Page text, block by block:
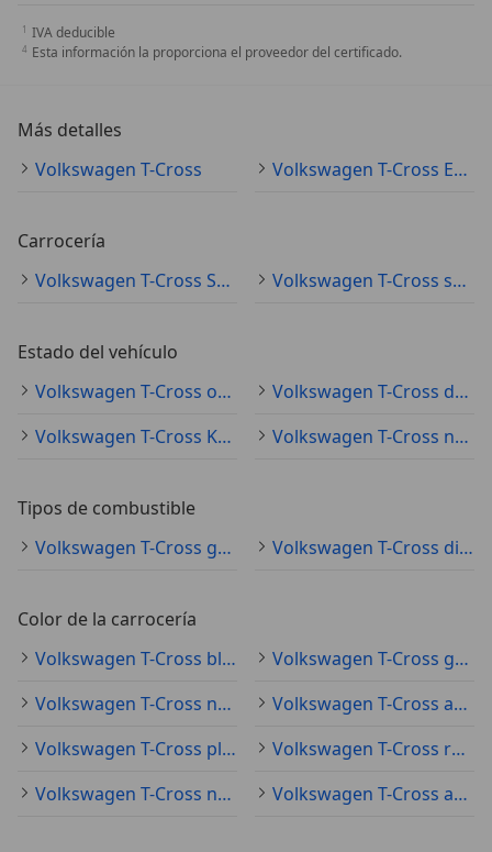
IVA deducible
Esta información la proporciona el proveedor del certificado.
Más detalles
Volkswagen T-Cross
Volkswagen T-Cross Especificaciones técnicas
Carrocería
Volkswagen T-Cross SUV/4x4/pickup
Volkswagen T-Cross sedán
Estado del vehículo
Volkswagen T-Cross ocasión
Volkswagen T-Cross demostración
Volkswagen T-Cross KM0
Volkswagen T-Cross nuevo
Tipos de combustible
Volkswagen T-Cross gasolina
Volkswagen T-Cross diésel
Color de la carrocería
Volkswagen T-Cross blanco
Volkswagen T-Cross gris
Volkswagen T-Cross negro
Volkswagen T-Cross azul
Volkswagen T-Cross plateado
Volkswagen T-Cross rojo
Volkswagen T-Cross naranja
Volkswagen T-Cross amarillo